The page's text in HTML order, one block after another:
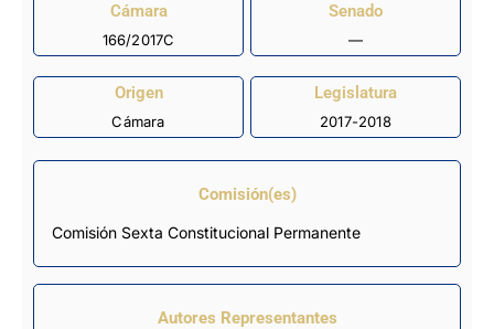
Cámara
166/2017C
Senado
—
Origen
Cámara
Legislatura
2017-2018
Comisión(es)
Comisión Sexta Constitucional Permanente
Autores Representantes